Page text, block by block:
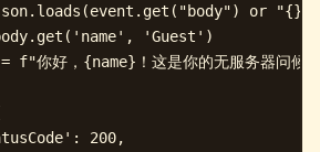
or "{}")
'Guest')
f"你好，{name}！这是你的无服务器问候
200,